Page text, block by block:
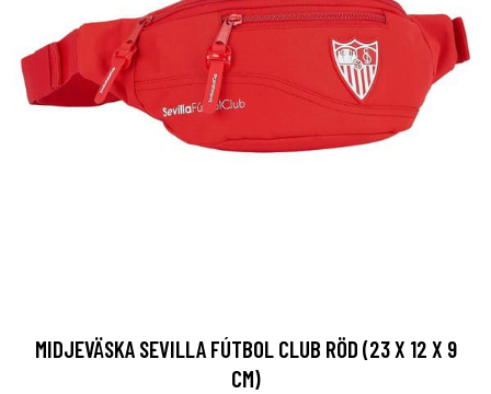
MIDJEVÄSKA SEVILLA FÚTBOL CLUB RÖD (23 X 12 X 9
CM)